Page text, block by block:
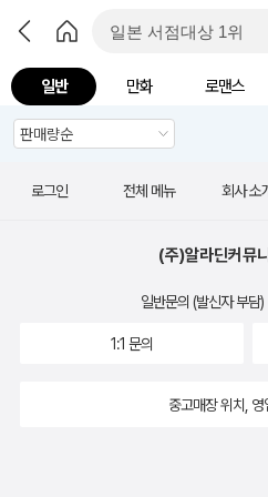
일반 만화 로맨스
로그인 전체 메뉴 회사 소
(주)알라딘커뮤
일반문의 (발신자 부담)
1:1 문의
중고매장 위치, 영